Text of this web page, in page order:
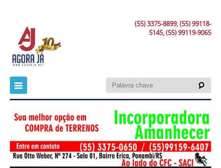
(55) 3375-8899, (55) 99118-
5145, (55) 99119-9065